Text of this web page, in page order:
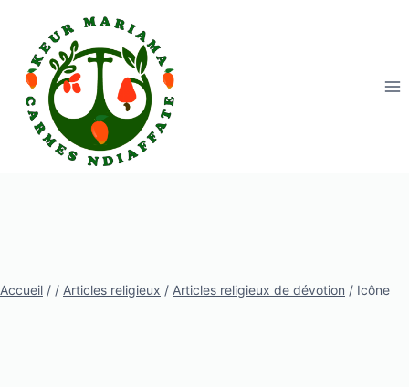
contenu
Accueil / / Articles religieux / Articles religieux de dévotion / Icône